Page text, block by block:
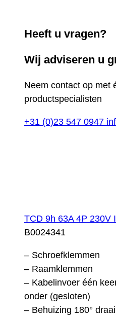
Heeft u vragen?
Wij adviseren u
Neem contact op met
productspecialisten
+31 (0)23 547 0947
TCD 9h 63A 4P 230V
B0024341
– Schroefklemmen
– Raamklemmen
– Kabelinvoer één
onder (gesloten)
– Behuizing 180°